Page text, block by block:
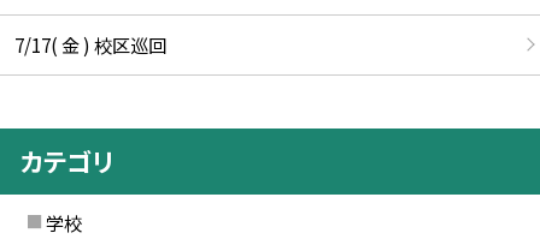
7/17( 金 ) 校区巡回
カテゴリ
学校